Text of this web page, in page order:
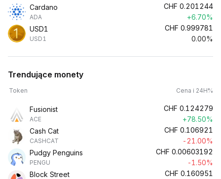
Cardano
ADA
CHF 0.201244
+6.70%
USD1
USD1
CHF 0.999781
0.00%
Trendujące monety
Token Cena i 24H%
Fusionist
ACE
CHF 0.124279
+78.50%
Cash Cat
CASHCAT
CHF 0.106921
-21.00%
Pudgy Penguins
PENGU
CHF 0.00603192
-1.50%
Block Street
CHF 0.160951